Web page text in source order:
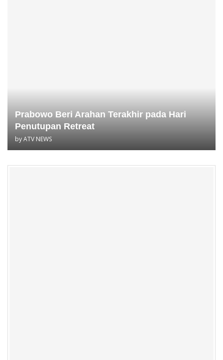
Prabowo Beri Arahan Terakhir pada Hari
Penutupan Retreat
byATV NEWS